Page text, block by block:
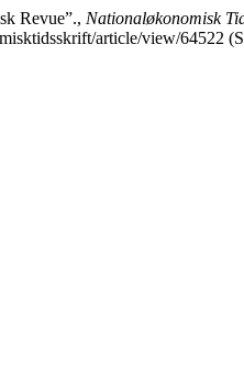
Revue”., Nationaløkonomisk
article/view/64522